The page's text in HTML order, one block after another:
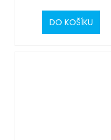
DO KOŠÍKU